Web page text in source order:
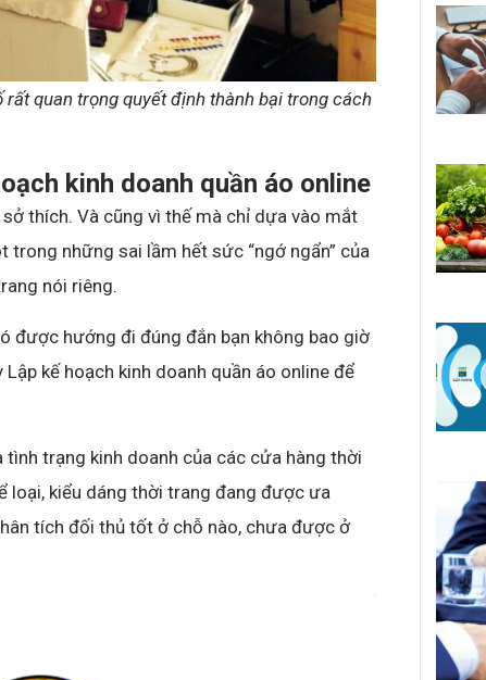
quan trọng quyết định thành bại trong cách
kinh doanh quần áo online
thích. Và cũng vì thế mà chỉ dựa vào mắt
những sai lầm hết sức “ngớ ngẩn” của
nói riêng.
được hướng đi đúng đắn bạn không bao giờ
kế hoạch kinh doanh quần áo online để
trạng kinh doanh của các cửa hàng thời
loại, kiểu dáng thời trang đang được ưa
tích đối thủ tốt ở chỗ nào, chưa được ở